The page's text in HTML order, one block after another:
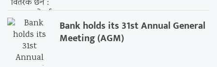
Bank holds its 31st Annual General
Meeting (AGM)